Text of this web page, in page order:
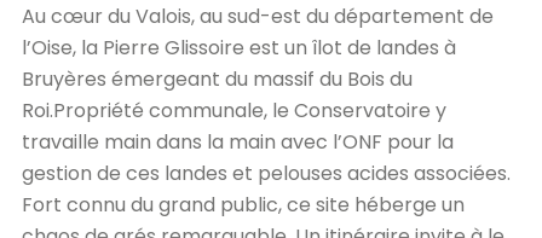
Au cœur du Valois, au sud-est du département de
l’Oise, la Pierre Glissoire est un îlot de landes à
Bruyères émergeant du massif du Bois du
Roi.Propriété communale, le Conservatoire y
travaille main dans la main avec l’ONF pour la
gestion de ces landes et pelouses acides associées.
Fort connu du grand public, ce site héberge un